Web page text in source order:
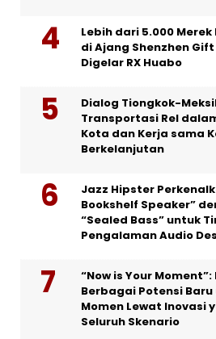
Lebih dari 5.000
di Ajang Shenzhen
Digelar RX Huabo
Dialog Tiongkok-
Transportasi Rel
Kota dan Kerja sama
Berkelanjutan
Jazz Hipster
Bookshelf Speaker”
“Sealed Bass” untuk
Pengalaman Audio
“Now is Your
Berbagai Potensi
Momen Lewat Inovasi
Seluruh Skenario